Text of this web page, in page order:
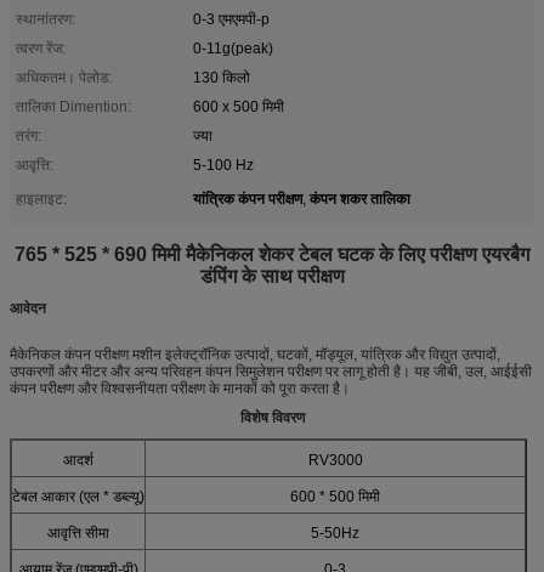
स्थानांतरण:
0-3 एमएमपी-p
त्वरण रेंज:
0-11g(peak)
अधिकतम। पेलोड:
130 किलो
तालिका Dimention:
600 x 500 मिमी
तरंग:
ज्या
आवृत्ति:
5-100 Hz
हाइलाइट:
यांत्रिक कंपन परीक्षण, कंपन शकर तालिका
765 * 525 * 690 मिमी मैकेनिकल शेकर टेबल घटक के लिए परीक्षण एयरबैग
डंपिंग के साथ परीक्षण
आवेदन
मैकेनिकल कंपन परीक्षण मशीन इलेक्ट्रॉनिक उत्पादों, घटकों, मॉड्यूल, यांत्रिक और विद्युत उत्पादों,
उपकरणों और मीटर और अन्य परिवहन कंपन सिमुलेशन परीक्षण पर लागू होती है। यह जीबी, उल, आईईसी
कंपन परीक्षण और विश्वसनीयता परीक्षण के मानकों को पूरा करता है।
विशेष विवरण
आदर्श RV3000
टेबल आकार (एल * डब्ल्यू) 600 * 500 मिमी
आवृत्ति सीमा 5-50Hz